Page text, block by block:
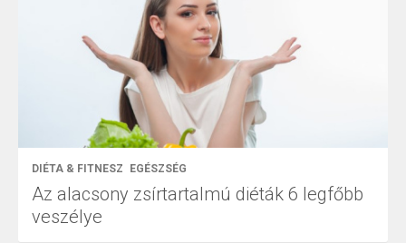
DIÉTA & FITNESZ EGÉSZSÉG
Az alacsony zsírtartalmú diéták 6 legfőbb
veszélye